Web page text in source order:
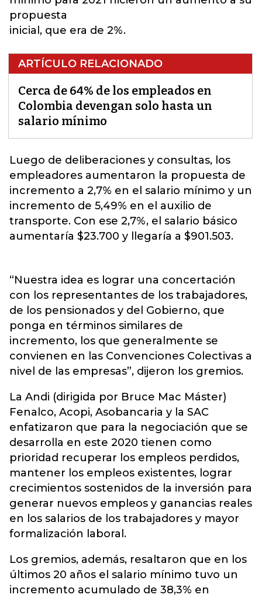
propuesta
inicial, que era de 2%.
ARTÍCULO RELACIONADO
Cerca de 64% de los empleados en
Colombia devengan solo hasta un
salario mínimo
Luego de deliberaciones y consultas, los
empleadores aumentaron la propuesta de
incremento a 2,7% en el salario mínimo y un
incremento de 5,49% en el auxilio de
transporte. Con ese 2,7%, el salario básico
aumentaría $23.700 y llegaría a $901.503.
“Nuestra idea es lograr una concertación
con los representantes de los trabajadores,
de los pensionados y del Gobierno, que
ponga en términos similares de
incremento, los que generalmente se
convienen en las Convenciones Colectivas a
nivel de las empresas”, dijeron los gremios.
La Andi (dirigida por Bruce Mac Máster)
Fenalco, Acopi, Asobancaria y la SAC
enfatizaron que para la negociación que se
desarrolla en este 2020 tienen como
prioridad recuperar los empleos perdidos,
mantener los empleos existentes, lograr
crecimientos sostenidos de la inversión para
generar nuevos empleos y ganancias reales
en los salarios de los trabajadores y mayor
formalización laboral.
Los gremios, además, resaltaron que en los
últimos 20 años el salario mínimo tuvo un
incremento acumulado de 38,3% en